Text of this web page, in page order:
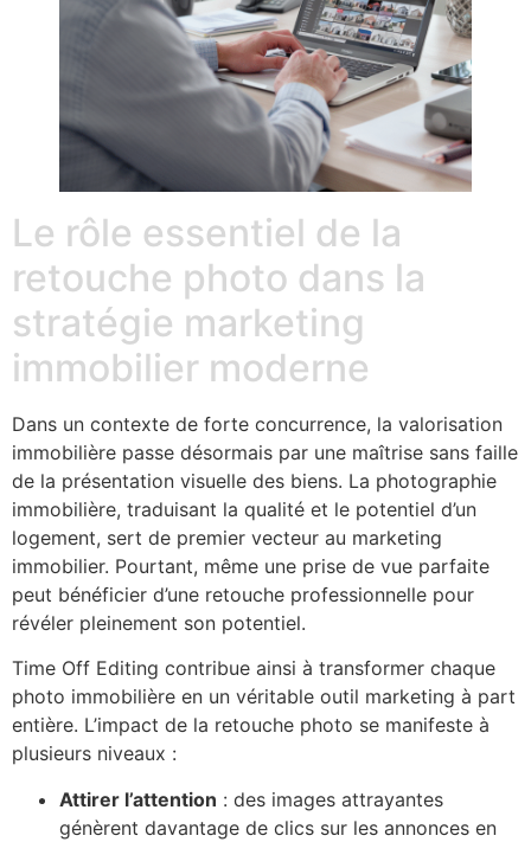
Le rôle essentiel de la
retouche photo dans la
stratégie marketing
immobilier moderne
Dans un contexte de forte concurrence, la valorisation
immobilière passe désormais par une maîtrise sans faille
de la présentation visuelle des biens. La photographie
immobilière, traduisant la qualité et le potentiel d’un
logement, sert de premier vecteur au marketing
immobilier. Pourtant, même une prise de vue parfaite
peut bénéficier d’une retouche professionnelle pour
révéler pleinement son potentiel.
Time Off Editing contribue ainsi à transformer chaque
photo immobilière en un véritable outil marketing à part
entière. L’impact de la retouche photo se manifeste à
plusieurs niveaux :
Attirer l’attention : des images attrayantes
génèrent davantage de clics sur les annonces en